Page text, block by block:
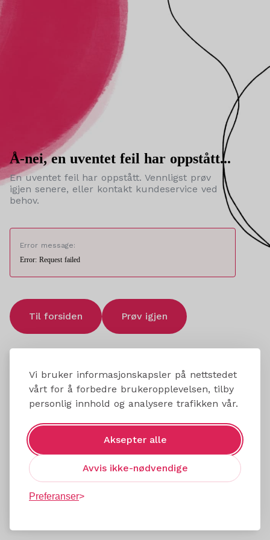
Vi bruker informasjonskapsler på nettstedet
vårt for å forbedre brukeropplevelsen, tilby
personlig innhold og analysere trafikken vår.
Aksepter alle
Avvis ikke-nødvendige
Preferanser
Å-nei, en uventet feil har oppstått...
En uventet feil har oppstått. Vennligst prøv
igjen senere, eller kontakt kundeservice ved
behov.
Error message:
Error: Request failed
Til forsiden Prøv igjen